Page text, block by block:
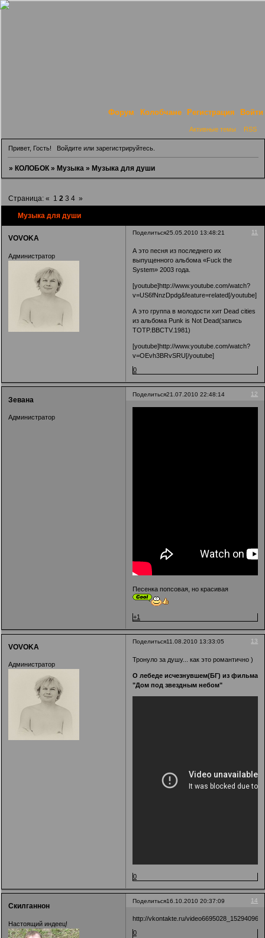
Форум Колобчане Регистрация Войти
Активные темы RSS
Привет, Гость! Войдитеили зарегистрируйтесь.
»КОЛОБОК »Музыка »Музыка для души
Музыка для души
Страница:« 1 2 3 4 »
Поделиться 11
25.05.2010 13:48:21
VOVOKA
Администратор
А это песня из последнего их
выпущенного альбома «Fuck the
System» 2003 года.
[youtube]http://www.youtube.com/watch?
v=US6fNnzDpdg&feature=related[/youtube]
А это группа в молодости хит Dead cities
из альбома Punk is Not Dead(запись
TOTP.BBCTV.1981)
[youtube]http://www.youtube.com/watch?
v=OEvh3BRvSRU[/youtube]
0
Поделиться 12
21.07.2010 22:48:14
Зевана
Администратор
Песенка попсовая, но красивая
+1
Поделиться 13
11.08.2010 13:33:05
VOVOKA
Администратор
Тронуло за душу... как это романтично )
О лебеде исчезнувшем(БГ) из фильма
"Дом под звездным небом"
0
Поделиться 14
16.10.2010 20:37:09
Скилганнон
Настоящий индеец!
http://vkontakte.ru/video6695028_152940967
0